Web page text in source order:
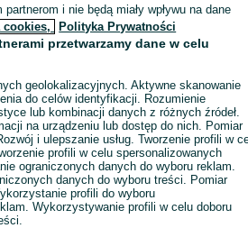
Wyświetlenia:
i nie będą miały wpływu na dane
cookies, Polityka Prywatności
przetwarzamy dane w celu
geolokalizacyjnych. Aktywne skanowanie
do celów identyfikacji. Rozumienie
lub kombinacji danych z różnych źródeł.
na urządzeniu lub dostęp do nich. Pomiar
i ulepszanie usług. Tworzenie profili w
profili w celu spersonalizowanych
ograniczonych danych do wyboru reklam.
danych do wyboru treści. Pomiar
profili do wyboru
Wykorzystywanie profili w celu doboru